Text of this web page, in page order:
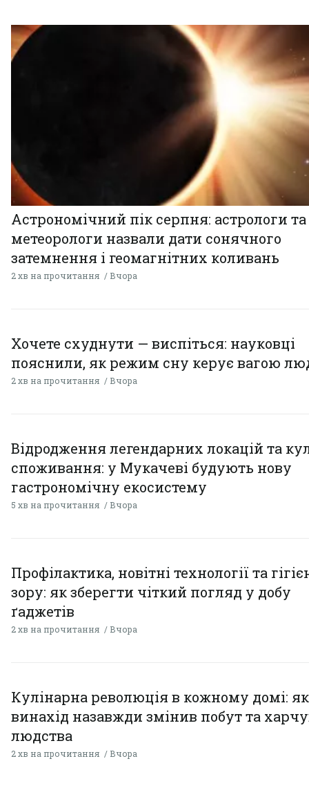
Астрономічний пік серпня: астрологи та
метеорологи назвали дати сонячного
затемнення і геомагнітних коливань
2 хв на прочитання Вчора
Хочете схуднути — виспіться: науковці
пояснили, як режим сну керує вагою
2 хв на прочитання Вчора
Відродження легендарних локацій та
споживання: у Мукачеві будують нову
гастрономічну екосистему
5 хв на прочитання Вчора
Профілактика, новітні технології та
зору: як зберегти чіткий погляд у добу
ґаджетів
2 хв на прочитання Вчора
Кулінарна революція в кожному домі:
винахід назавжди змінив побут та
людства
2 хв на прочитання Вчора